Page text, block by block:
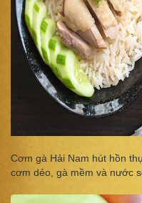
Cơm gà Hải Nam hút hồn
cơm dẻo, gà mềm và nước